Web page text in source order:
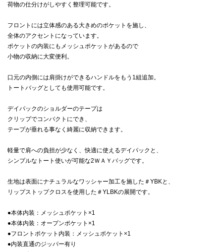
荷物の仕分けがしやすく整理可能です。
フロントには立体感のある大きめのポケットを施し、
全体のアクセントになっています。
ポケットの内装にもメッシュポケットがあるので
小物の収納に大変便利。
口元の内側には肩掛けができるハンドルをもう1組追加。
トートバッグとしても使用可能です。
デイパックのショルダーのテープは
クリップでコンパクトにでき、
テープが垂れる事なく綺麗に収納できます。
軽量で肩への負担が少なく、快適に使えるデイパックと、
シンプルなトート使いが可能な2ＷＡＹバッグです。
生地は表面にナチュラルなワッシャー加工を施した＃YBKと、
リップストップクロスを使用した＃YLBKの展開です。
●本体内装：メッシュポケット×1
●本体内装：オープンポケット×1
●フロントポケット内装：メッシュポケット×1
●内装直通のジッパー有り